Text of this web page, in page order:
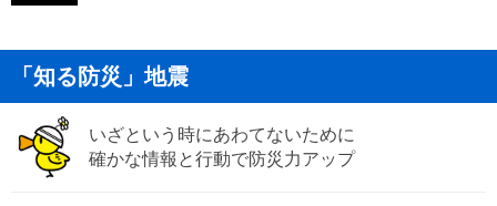
「知る防災」地震
いざという時にあわてないために
確かな情報と行動で防災力アップ